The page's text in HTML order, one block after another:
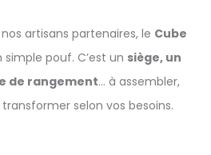
artisans partenaires, le Cube
simple pouf. C’est un siège, un
de rangement… à assembler,
selon vos besoins.